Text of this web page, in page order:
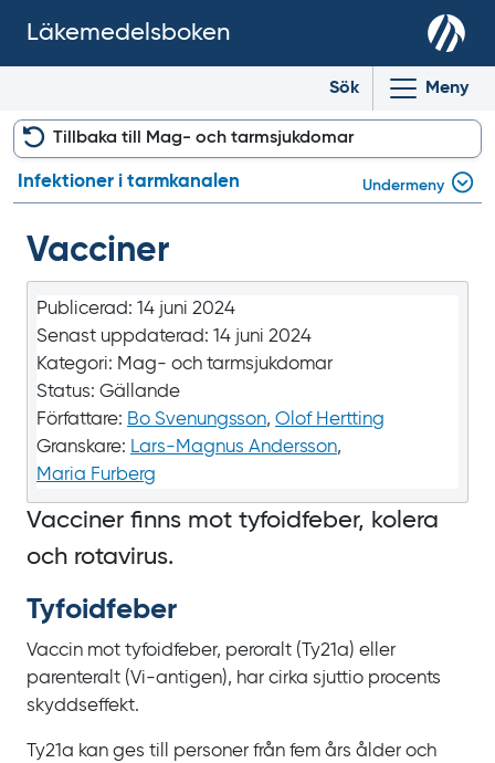
Läkemedelsboken
Sök Meny
Vacciner
Publicerad: 14 juni 2024
Senast uppdaterad: 14 juni 2024
Kategori: Mag- och tarmsjukdomar
Status: Gällande
Författare: Bo Svenungsson, Olof Hertting
Granskare: Lars-Magnus Andersson,
Maria Furberg
Vacciner finns mot tyfoidfeber, kolera
och rotavirus.
Tyfoidfeber
Vaccin mot tyfoidfeber, peroralt (Ty21a) eller
parenteralt (Vi‍-‍antigen), har cirka sjuttio procents
skyddseffekt.
Ty21a kan ges till personer från fem års ålder och
Tillbaka till Mag- och tarmsjukdomar
Infektioner i tarmkanalen Undermeny